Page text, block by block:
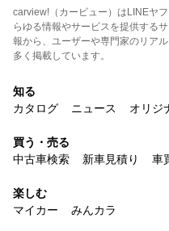
carview!（カービュー）はLINEヤ
らゆる情報やサービスを提供する
報から、ユーザーや専門家のリア
多く掲載しています。
知る
カタログ
ニュース オリジ
買う・売る
中古車検索
新車見積り 車
楽しむ
マイカー
みんカラ